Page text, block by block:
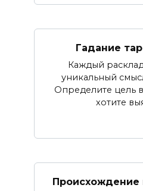
Гадание
Каждый
уникальный
Определите цель
хотите
Происхождение